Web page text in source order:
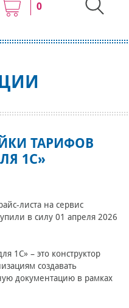
0
ТАРИФОВ
1С»
листа на сервис
в силу 01 апреля 2026
1С» – это конструктор
создавать
документацию в рамках